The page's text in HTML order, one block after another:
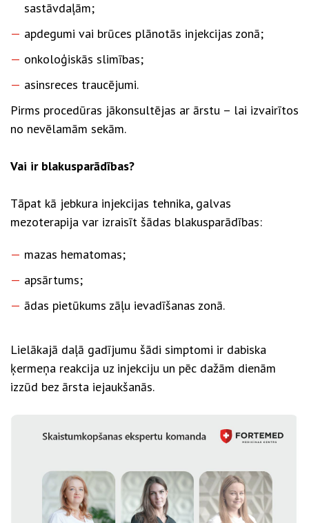
sastāvdaļām;
apdegumi vai brūces plānotās injekcijas zonā;
onkoloģiskās slimības;
asinsreces traucējumi.
Pirms procedūras jākonsultējas ar ārstu – lai izvairītos
no nevēlamām sekām.
Vai ir blakusparādības?
Tāpat kā jebkura injekcijas tehnika, galvas
mezoterapija var izraisīt šādas blakusparādības:
mazas hematomas;
apsārtums;
ādas pietūkums zāļu ievadīšanas zonā.
Lielākajā daļā gadījumu šādi simptomi ir dabiska
ķermeņa reakcija uz injekciju un pēc dažām dienām
izzūd bez ārsta iejaukšanās.